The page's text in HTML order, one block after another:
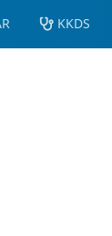
KKDS